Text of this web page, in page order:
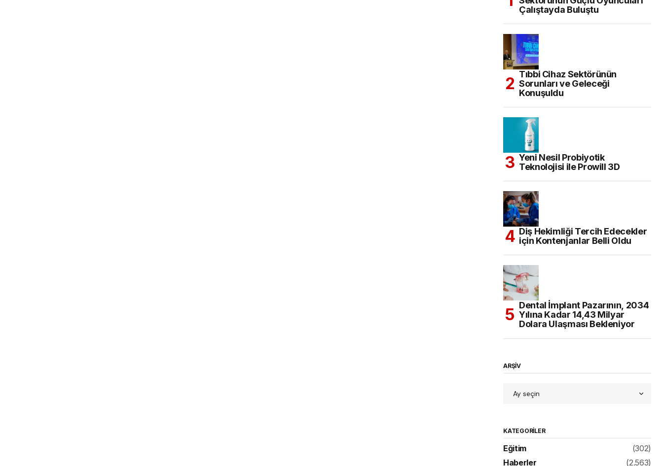
Çalıştayda Buluştu
Tıbbi Cihaz Sektörünün
Sorunları ve Geleceği
Konuşuldu
Yeni Nesil Probiyotik
Teknolojisi ile Prowill 3D
Diş Hekimliği Tercih Edecekler
için Kontenjanlar Belli Oldu
Dental İmplant Pazarının, 2034
Yılına Kadar 14,43 Milyar
Dolara Ulaşması Bekleniyor
ARŞİV
KATEGORILER
Eğitim
(302)
Haberler
(2.563)